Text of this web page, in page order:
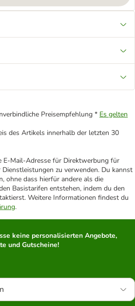
Preisempfehlung * Es gelten
des Artikels innerhalb der letzten 30
E-Mail-Adresse für Direktwerbung für
Dienstleistungen zu verwenden. Du kannst
ohne dass hierfür andere als die
Basistarifen entstehen, indem du den
Weitere Informationen findest du
.
keine personalisierten Angebote,
und Gutscheine!